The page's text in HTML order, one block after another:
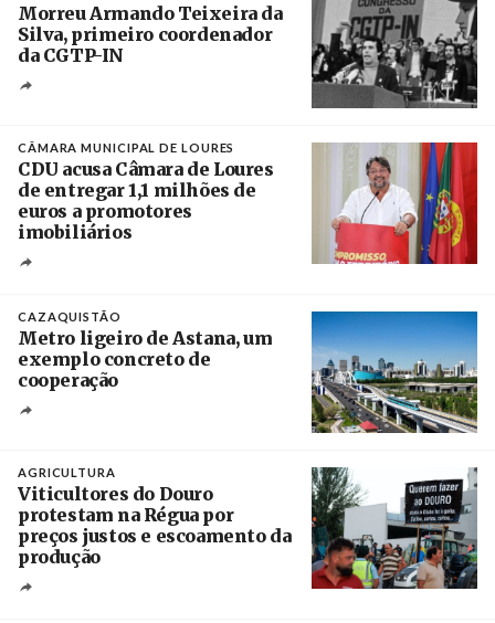
Morreu Armando Teixeira da
Silva, primeiro coordenador
da CGTP-IN
CÂMARA MUNICIPAL DE LOURES
CDU acusa Câmara de Loures
de entregar 1,1 milhões de
euros a promotores
imobiliários
CAZAQUISTÃO
Metro ligeiro de Astana, um
exemplo concreto de
cooperação
AGRICULTURA
Viticultores do Douro
protestam na Régua por
preços justos e escoamento da
produção